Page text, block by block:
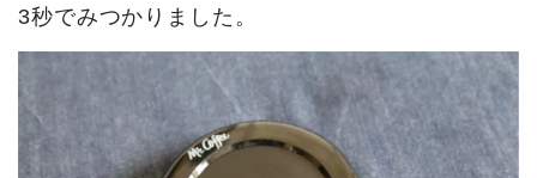
3秒でみつかりました。